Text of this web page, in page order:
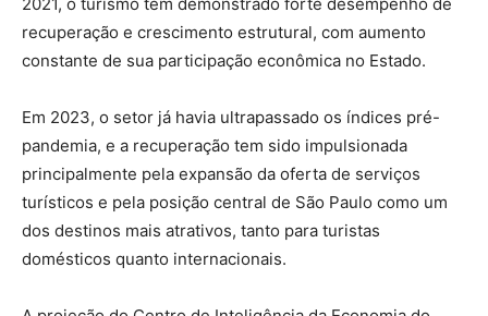
recuperação e crescimento estrutural, com aumento
constante de sua participação econômica no Estado.
Em 2023, o setor já havia ultrapassado os índices pré-
pandemia, e a recuperação tem sido impulsionada
principalmente pela expansão da oferta de serviços
turísticos e pela posição central de São Paulo como um
dos destinos mais atrativos, tanto para turistas
domésticos quanto internacionais.